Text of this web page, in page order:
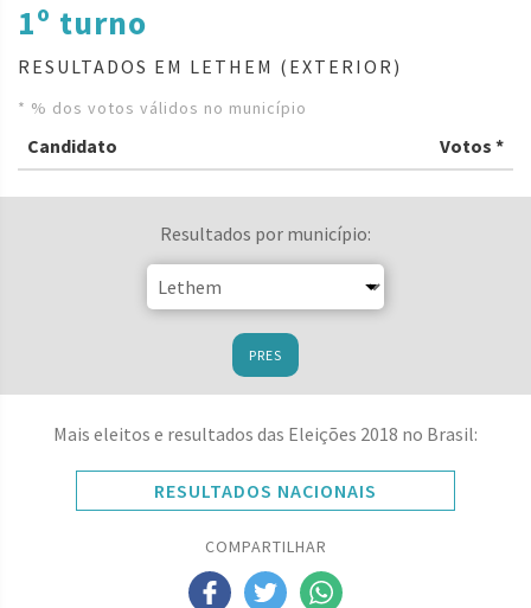
1º turno
RESULTADOS EM LETHEM (EXTERIOR)
* % dos votos válidos no município
Candidato Votos *
Resultados por município:
PRES
Mais eleitos e resultados das Eleições 2018 no Brasil:
RESULTADOS NACIONAIS
COMPARTILHAR